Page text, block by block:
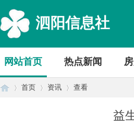
泗阳信息社
网站首页 热点新闻
首页 资讯 查看
益